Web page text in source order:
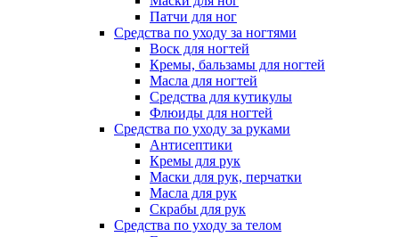
Патчи для ног
Средства по уходу за ногтями
Воск для ногтей
Кремы, бальзамы для ногтей
Масла для ногтей
Средства для кутикулы
Флюиды для ногтей
Средства по уходу за руками
Антисептики
Кремы для рук
Маски для рук, перчатки
Масла для рук
Скрабы для рук
Средства по уходу за телом